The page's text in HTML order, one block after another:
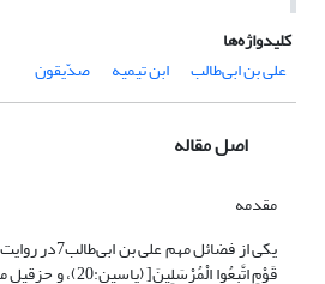
کلیدواژه‌ها
علی بن ابی‌طالب
ابن تیمیه صدّیقون
اصل مقاله
مقدمه